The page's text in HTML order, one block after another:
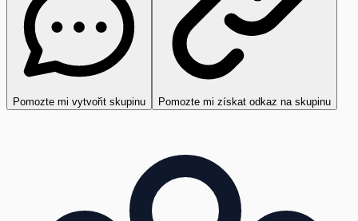
Pomozte mi vytvořit skupinu Pomozte mi získat odkaz na skupinu